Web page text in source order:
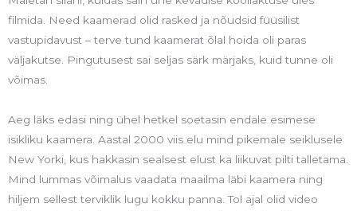
filmida. Need kaamerad olid rasked ja nõudsid füüsilist
vastupidavust – terve tund kaamerat õlal hoida oli paras
väljakutse. Pingutusest sai seljas särk märjaks, kuid tunne oli
võimas.
Aeg läks edasi ning ühel hetkel soetasin endale esimese
isikliku kaamera. Aastal 2000 viis elu mind pikemale seiklusele
New Yorki, kus hakkasin sealsest elust ka liikuvat pilti talletama.
Mind lummas võimalus vaadata maailma läbi kaamera ning
hiljem sellest terviklik lugu kokku panna. Tol ajal olid video